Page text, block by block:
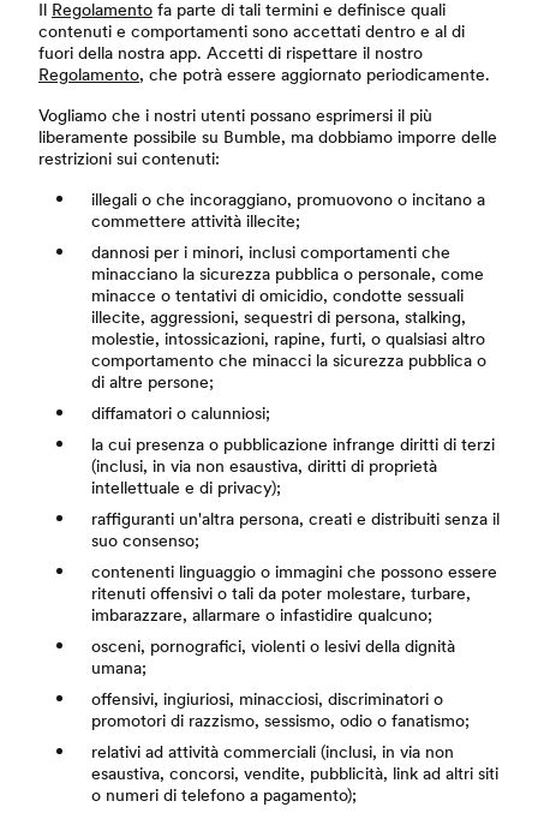
Il Regolamento fa parte di tali termini e definisce quali
contenuti e comportamenti sono accettati dentro e al di
fuori della nostra app. Accetti di rispettare il nostro
Regolamento, che potrà essere aggiornato periodicamente.
Vogliamo che i nostri utenti possano esprimersi il più
liberamente possibile su Bumble, ma dobbiamo imporre delle
restrizioni sui contenuti:
illegali o che incoraggiano, promuovono o incitano a
commettere attività illecite;
dannosi per i minori, inclusi comportamenti che
minacciano la sicurezza pubblica o personale, come
minacce o tentativi di omicidio, condotte sessuali
illecite, aggressioni, sequestri di persona, stalking,
molestie, intossicazioni, rapine, furti, o qualsiasi altro
comportamento che minacci la sicurezza pubblica o
di altre persone;
diffamatori o calunniosi;
la cui presenza o pubblicazione infrange diritti di terzi
(inclusi, in via non esaustiva, diritti di proprietà
intellettuale e di privacy);
raffiguranti un'altra persona, creati e distribuiti senza il
suo consenso;
contenenti linguaggio o immagini che possono essere
ritenuti offensivi o tali da poter molestare, turbare,
imbarazzare, allarmare o infastidire qualcuno;
osceni, pornografici, violenti o lesivi della dignità
umana;
offensivi, ingiuriosi, minacciosi, discriminatori o
promotori di razzismo, sessismo, odio o fanatismo;
relativi ad attività commerciali (inclusi, in via non
esaustiva, concorsi, vendite, pubblicità, link ad altri siti
o numeri di telefono a pagamento);